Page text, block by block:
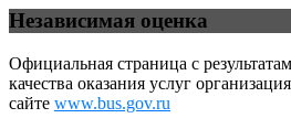
Независимая оценка
Официальная страница с
качества оказания услуг
сайте www.bus.gov.ru